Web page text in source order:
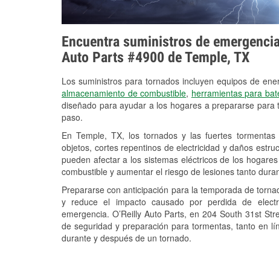
Encuentra suministros de
Auto Parts #4900 de Temple, TX
Los suministros para tornados incluyen equipos de
almacenamiento de combustible, herramientas para
diseñado para ayudar a los hogares a prepararse
paso.
En Temple, TX, los tornados y las fuertes
objetos, cortes repentinos de electricidad y daños
pueden afectar a los sistemas eléctricos de los
combustible y aumentar el riesgo de lesiones tanto
Prepararse con anticipación para la temporada de
y reduce el impacto causado por perdida de
emergencia. O’Reilly Auto Parts, en 204 South 31st
de seguridad y preparación para tormentas, tanto en
durante y después de un tornado.